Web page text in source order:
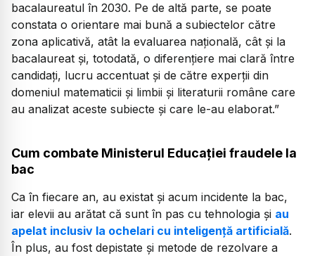
bacalaureatul în 2030. Pe de altă parte, se poate
constata o orientare mai bună a subiectelor către
zona aplicativă, atât la evaluarea națională, cât și la
bacalaureat și, totodată, o diferențiere mai clară între
candidați, lucru accentuat și de către experții din
domeniul matematicii și limbii și literaturii române care
au analizat aceste subiecte și care le-au elaborat.”
Cum combate Ministerul Educației fraudele la
bac
Ca în fiecare an, au existat și acum incidente la bac,
iar elevii au arătat că sunt în pas cu tehnologia și au
apelat inclusiv la ochelari cu inteligență artificială.
În plus, au fost depistate și metode de rezolvare a